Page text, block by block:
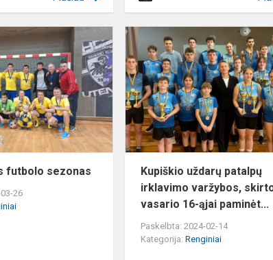
Baigėsi
salės
futbolo
sezonas
futbolo sezonas
26
Kupiškio uždarų patalpų
irklavimo varžybos,
vasario 16-ąjai paminėt...
Paskelbta: 2024-02-14
Kategorija:Renginiai